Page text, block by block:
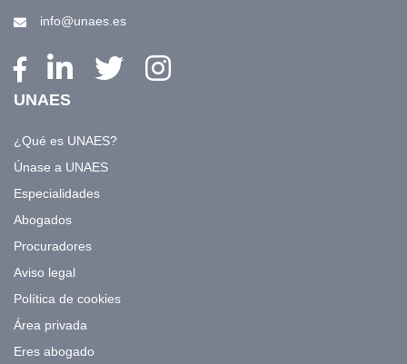
info@unaes.es
UNAES
¿Qué es UNAES?
Únase a UNAES
Especialidades
Abogados
Procuradores
Aviso legal
Política de cookies
Área privada
Eres abogado